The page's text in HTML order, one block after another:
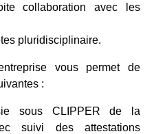
collaboration avec les
pluridisciplinaire.
vous permet de
:
sous CLIPPER de la
suivi des attestations